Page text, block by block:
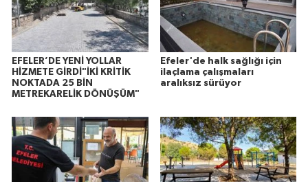
EFELER’DE YENİ YOLLAR
HİZMETE GİRDİ"İKİ KRİTİK
NOKTADA 25 BİN
METREKARELİK DÖNÜŞÜM"
Efeler'de halk sağlığı için
ilaçlama çalışmaları
aralıksız sürüyor